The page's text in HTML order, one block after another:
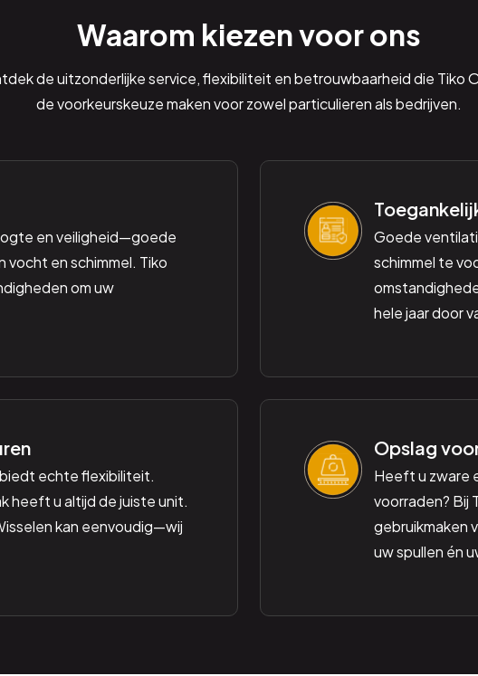
Waarom kiezen voor ons
de uitzonderlijke service, flexibiliteit en betrouwbaarheid die Tiko
de voorkeurskeuze maken voor zowel particulieren als bedrijven.
en veiligheid—goede
en schimmel. Tiko
om uw
echte flexibiliteit.
heeft u altijd de juiste unit.
kan eenvoudig—wij
Goede
schimmel te
hele jaar door
Opslag
Heeft u zware
voorraden? Bij
gebruikmaken
uw spullen én